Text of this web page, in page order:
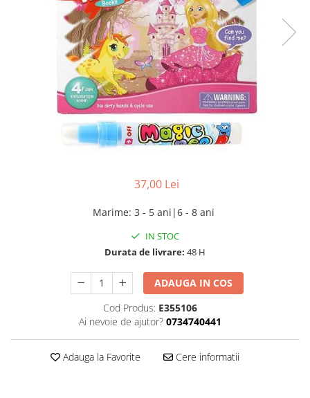
37,00 Lei
Marime: 3 - 5 ani|6 - 8 ani
IN STOC
Durata de livrare: 48 H
ADAUGA IN COS
Cod Produs: E355106
Ai nevoie de ajutor? 0734740441
Adauga la Favorite Cere informatii